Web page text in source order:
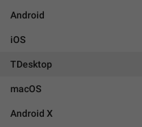
Android
iOS
TDesktop
macOS
Android X